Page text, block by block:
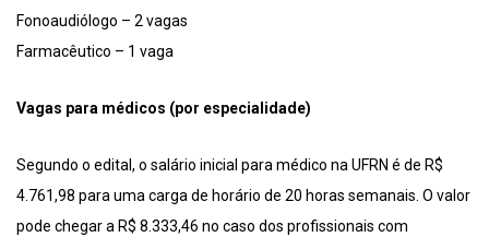
Fonoaudiólogo – 2 vagas
Farmacêutico – 1 vaga
Vagas para médicos (por especialidade)
Segundo o edital, o salário inicial para médico na UFRN é de R$
4.761,98 para uma carga de horário de 20 horas semanais. O valor
pode chegar a R$ 8.333,46 no caso dos profissionais com